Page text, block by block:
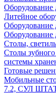
Оборудование
Литейное
Оборудование
Cтолы,
Столы
системы
Готовые
Мобильные
7.2, СУЛ